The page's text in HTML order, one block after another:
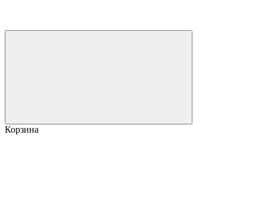
Корзина